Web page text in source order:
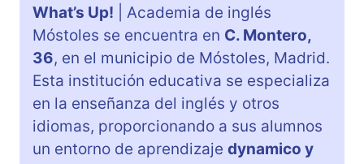
What’s Up! | Academia de inglés
Móstoles se encuentra en C. Montero,
36, en el municipio de Móstoles, Madrid.
Esta institución educativa se especializa
en la enseñanza del inglés y otros
idiomas, proporcionando a sus alumnos
un entorno de aprendizaje dynamico y